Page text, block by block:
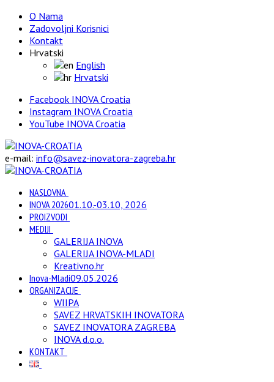
O Nama
Zadovoljni Korisnici
Kontakt
Hrvatski
English
Hrvatski
Facebook INOVA Croatia
Instagram INOVA Croatia
YouTube INOVA Croatia
e-mail: info@savez-inovatora-zagreba.hr
NASLOVNA
INOVA 202601.10.-03.10, 2026
PROIZVODI
MEDIJI
GALERIJA INOVA
GALERIJA INOVA-MLADI
Kreativno.hr
Inova-Mladi09.05.2026
ORGANIZACIJE
WIIPA
SAVEZ HRVATSKIH INOVATORA
SAVEZ INOVATORA ZAGREBA
INOVA d.o.o.
KONTAKT